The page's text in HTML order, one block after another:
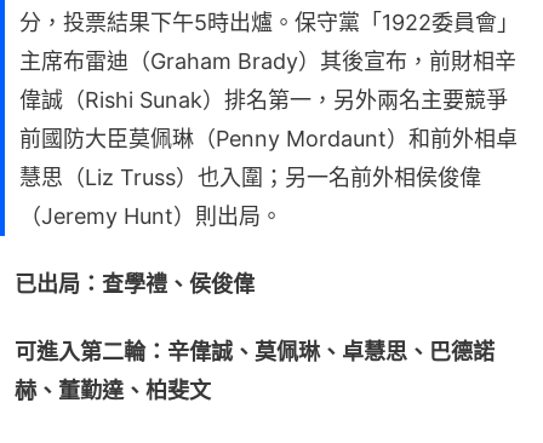
分，投票結果下午5時出爐。保守黨「1922委員會」
主席布雷迪（Graham Brady）其後宣布，前財相辛
偉誠（Rishi Sunak）排名第一，另外兩名主要競爭
前國防大臣莫佩琳（Penny Mordaunt）和前外相卓
慧思（Liz Truss）也入圍；另一名前外相侯俊偉
（Jeremy Hunt）則出局。
已出局：查學禮、侯俊偉
可進入第二輪：辛偉誠、莫佩琳、卓慧思、巴德諾
赫、董勤達、柏斐文